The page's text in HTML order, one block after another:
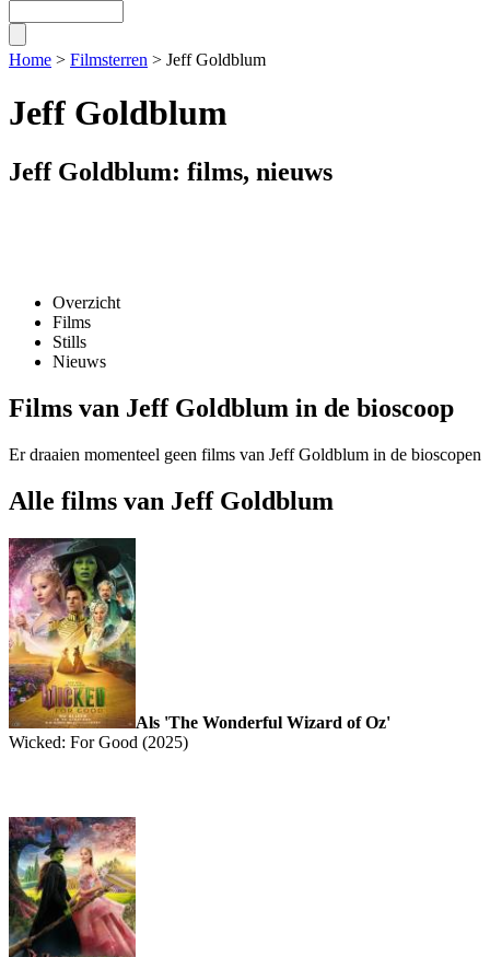
Home > Filmsterren > Jeff Goldblum
Jeff Goldblum
Jeff Goldblum: films, nieuws
Overzicht
Films
Stills
Nieuws
Films van Jeff Goldblum in de bioscoop
Er draaien momenteel geen films van Jeff Goldblum in de bioscopen
Alle films van Jeff Goldblum
Als 'The Wonderful Wizard of Oz'
Wicked: For Good (2025)